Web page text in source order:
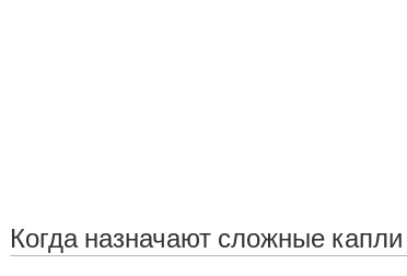
Когда назначают сложные капли